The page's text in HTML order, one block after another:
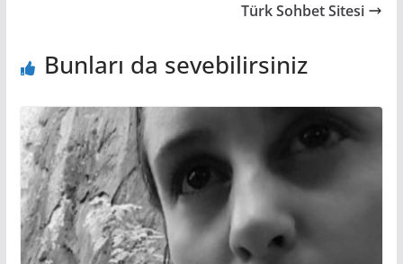
Türk Sohbet Sitesi
Bunları da sevebilirsiniz